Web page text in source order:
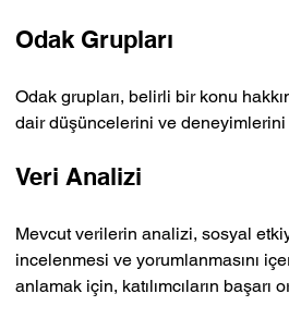
Odak Grupları
Odak grupları, belirli bir konu
dair düşüncelerini ve
Veri Analizi
Mevcut verilerin analizi, sosyal
incelenmesi ve yorumlanmasını
anlamak için, katılımcıların başarı